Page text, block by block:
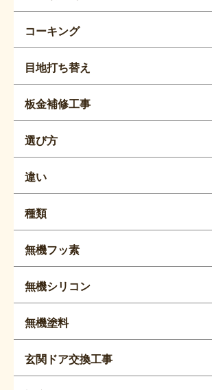
コーキング
目地打ち替え
板金補修工事
選び方
違い
種類
無機フッ素
無機シリコン
無機塗料
玄関ドア交換工事